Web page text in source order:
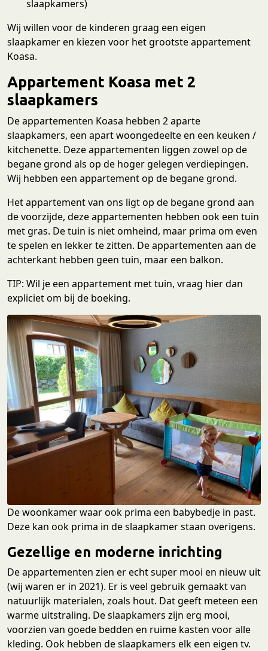
slaapkamers)
Wij willen voor de kinderen graag een eigen
slaapkamer en kiezen voor het grootste appartement
Koasa.
Appartement Koasa met 2
slaapkamers
De appartementen Koasa hebben 2 aparte
slaapkamers, een apart woongedeelte en een keuken /
kitchenette. Deze appartementen liggen zowel op de
begane grond als op de hoger gelegen verdiepingen.
Wij hebben een appartement op de begane grond.
Het appartement van ons ligt op de begane grond aan
de voorzijde, deze appartementen hebben ook een tuin
met gras. De tuin is niet omheind, maar prima om even
te spelen en lekker te zitten. De appartementen aan de
achterkant hebben geen tuin, maar een balkon.
TIP: Wil je een appartement met tuin, vraag hier dan
expliciet om bij de boeking.
De woonkamer waar ook prima een babybedje in past.
Deze kan ook prima in de slaapkamer staan overigens.
Gezellige en moderne inrichting
De appartementen zien er echt super mooi en nieuw uit
(wij waren er in 2021). Er is veel gebruik gemaakt van
natuurlijk materialen, zoals hout. Dat geeft meteen een
warme uitstraling. De slaapkamers zijn erg mooi,
voorzien van goede bedden en ruime kasten voor alle
kleding. Ook hebben de slaapkamers elk een eigen tv.